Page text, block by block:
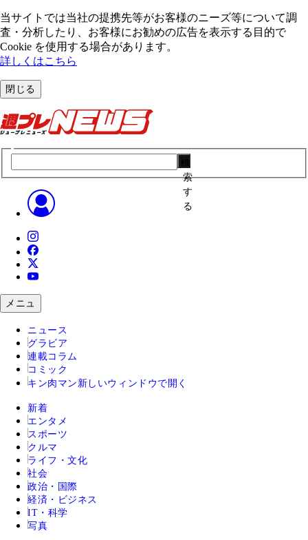
当サイトでは当社の提携先等がお客様のニーズ等について調
査・分析したり、お客様にお勧めの広告を表⽰する⽬的で
Cookie を使⽤する場合があります。
詳しくはこちら
閉じる
索
す
る
メニュ
ニュース
グラビア
連載コラム
コミック
キン肉マン 新しいウィンドウで開く
新着
エンタメ
スポーツ
クルマ
ライフ・文化
社会
政治・国際
経済・ビジネス
IT・科学
写真